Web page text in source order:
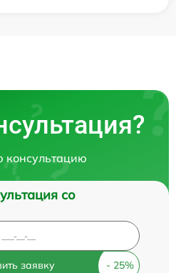
консультацию
со
заявку